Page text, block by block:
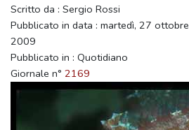
Scritto da : Sergio Rossi
Pubblicato in data : martedì, 27 ottobre
2009
Pubblicato in : Quotidiano
Giornale n° 2169